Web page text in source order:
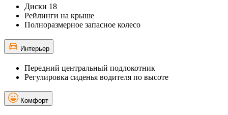
Диски 18
Рейлинги на крыше
Полноразмерное запасное колесо
Интерьер
Передний центральный подлокотник
Регулировка сиденья водителя по высоте
Комфорт